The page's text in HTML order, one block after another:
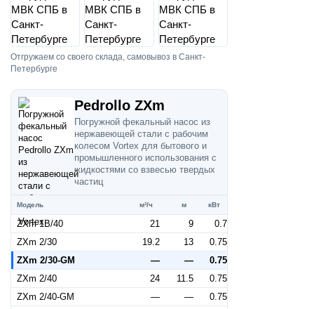
Отгружаем со своего склада, самовывоз в Санкт-
Петербурге
Pedrollo ZXm
Погружной фекальный насос из
нержавеющей стали с рабочим
колесом Vortex для бытового и
промышленного использования с
жидкостями со взвесью твердых
частиц
Модель м³/ч м кВт
ZXm 1B/40 21 9
0.7
ZXm 2/30
19.2 13
0.75
ZXm 2/30-GM
— —
0.75
ZXm 2/40
24 11.5
0.75
ZXm 2/40-GM
— —
0.75